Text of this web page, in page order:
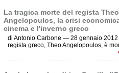
La tragica morte del regista Theo
Angelopoulos, la crisi
cinema e l'inverno greco
di Antonio Carbone — 28 gennaio 2012 Il
regista greco, Theo Angelopoulos, è